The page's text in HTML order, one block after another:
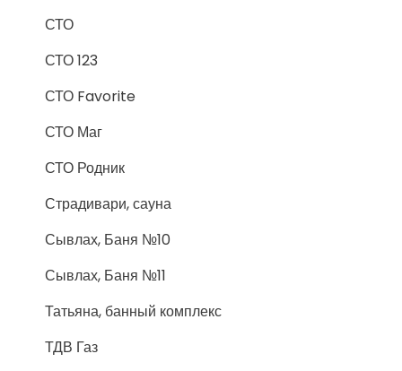
СТО
СТО 123
СТО Favorite
СТО Маг
СТО Родник
Страдивари, сауна
Сывлах, Баня №10
Сывлах, Баня №11
Татьяна, банный комплекс
ТДВ Газ